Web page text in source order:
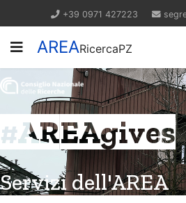
+39 0971 427223
AREARicercaPZ
#AREAgives
Servizi dell'AREA